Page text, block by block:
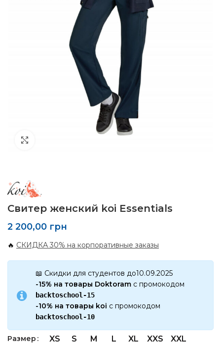
Свитер женский koi Essentials
2 200,00 грн
🔥 СКИДКА 30% на корпоративные заказы
📖 Скидки для студентов до10.09.2025
-15% на товары Doktoram с промокодом
backtoschool-15
-10% на товары koi с промокодом
backtoschool-10
Размер XS S M L XL XXS XXL